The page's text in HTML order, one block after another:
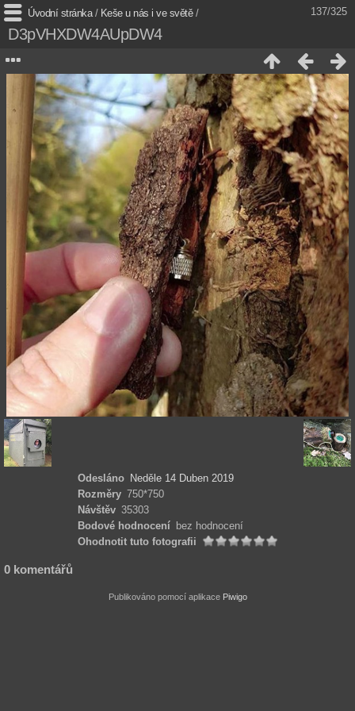
137/325
Úvodní stránka/ Keše u nás i ve světě/
D3pVHXDW4AUpDW4
Odesláno Neděle 14 Duben 2019
Rozměry 750*750
Návštěv 35303
Bodové hodnocení
bez hodnocení
Ohodnotit tuto fotografii
0 komentářů
Publikováno pomocí aplikace Piwigo